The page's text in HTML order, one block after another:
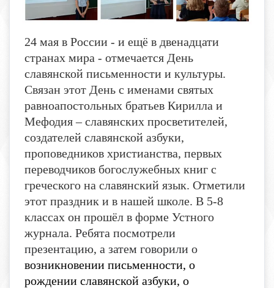
24 мая в России - и ещё в двенадцати
странах мира - отмечается День
славянской письменности и культуры.
Связан этот День с именами святых
равноапостольных братьев Кирилла и
Мефодия – славянских просветителей,
создателей славянской азбуки,
проповедников христианства, первых
переводчиков богослужебных книг с
греческого на славянский язык. Отметили
этот праздник и в нашей школе. В 5-8
классах он прошёл в форме Устного
журнала. Ребята посмотрели
презентацию, а затем говорили о
возникновении письменности, о
рождении славянской азбуки, о